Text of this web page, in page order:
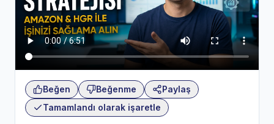
Beğen Beğenme
Paylaş
Tamamlandı olarak işaretle